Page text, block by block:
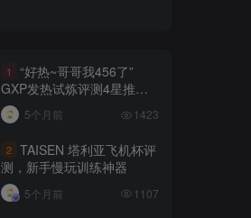
1
“好热~哥哥我456了”
GXP发热试炼评测4星推荐
[db:副标题]
5个月前 1423
2 TAISEN 塔利亚飞机杯评
测，新手慢玩训练神器
5个月前 1107